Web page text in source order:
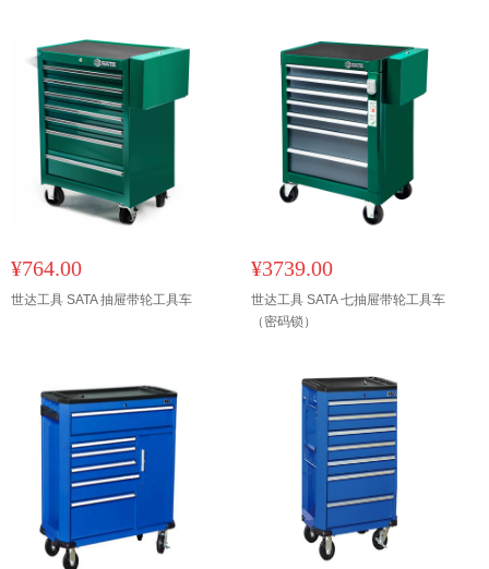
¥764.00
世达工具 SATA 抽屉带轮工具车
¥3739.00
世达工具 SATA 七抽屉带轮工具车
（密码锁）